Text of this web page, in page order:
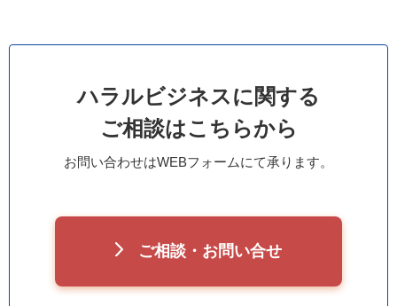
ハラルビジネスに関する
ご相談はこちらから
お問い合わせはWEBフォームにて承ります。
ご相談・お問い合せ